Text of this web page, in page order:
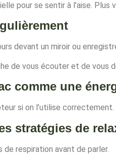
pour se sentir à l’aise.
devant un miroir ou
de vous écouter et de vous
comme une
si on l’utilise
stratégies de
respiration avant de parler.